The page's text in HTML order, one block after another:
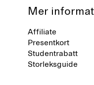
Mer
Affiliate
Presentkort
Studentrabatt
Storleksguide